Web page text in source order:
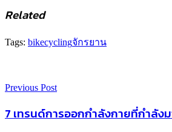
Related
Tags: bikecyclingจักรยาน
Previous Post
7 เทรนด์การออกกำลังกายที่กำลังม